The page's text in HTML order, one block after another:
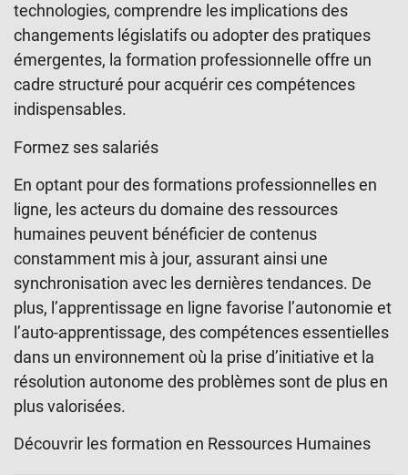
technologies, comprendre les implications des
changements législatifs ou adopter des pratiques
émergentes, la formation professionnelle offre un
cadre structuré pour acquérir ces compétences
indispensables.
Formez ses salariés
En optant pour desformations professionnelles en
ligne, les acteurs du domaine des ressources
humaines peuvent bénéficier de contenus
constamment mis à jour, assurant ainsi une
synchronisation avec les dernières tendances. De
plus, l’apprentissage en ligne favorise l’autonomie et
l’auto-apprentissage, des compétences essentielles
dans un environnement où la prise d’initiative et la
résolution autonome des problèmes sont de plus en
plus valorisées.
Découvrir les formation en Ressources Humaines